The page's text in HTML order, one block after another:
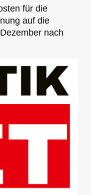
für die
auf die
nach